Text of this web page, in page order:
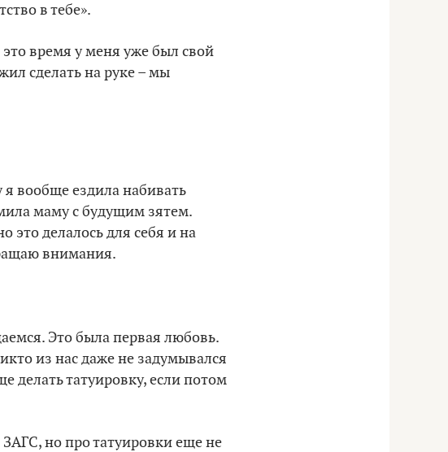
в тебе».
время у меня уже был свой
сделать на руке – мы
вообще ездила набивать
маму с будущим зятем.
это делалось для себя и на
внимания.
Это была первая любовь.
из нас даже не задумывался
делать татуировку, если потом
но про татуировки еще не